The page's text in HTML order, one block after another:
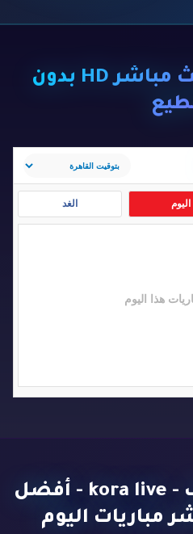
مباريات اليوم بث مباشر HD بدون
اليوم الغد
هذا اليوم
مميزات كورة لايف - kora live - أفضل
مباريات اليوم